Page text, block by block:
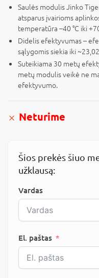
Saulės modulis Jinko
atsparus įvairioms
temperatūra –40 °C iki
Didelis efektyvumas –
sąlygomis siekia iki
Suteikiama 30 metų
metų modulis veikė ne
efektyvumo.
Neturime
Šios prekės šiuo
užklausą:
Vardas
El. paštas